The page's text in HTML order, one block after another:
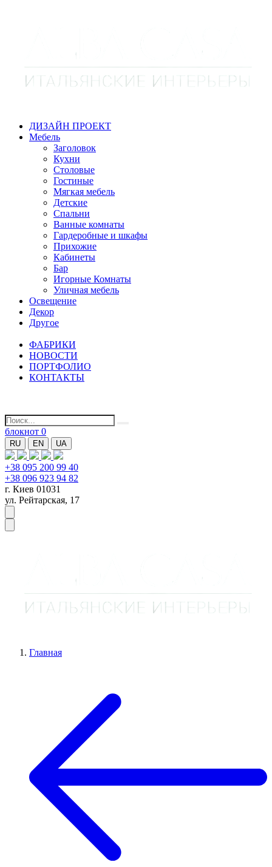
ДИЗАЙН ПРОЕКТ
Мебель
Заголовок
Кухни
Столовые
Гостиные
Мягкая мебель
Детские
Спальни
Ванные комнаты
Гардеробные и шкафы
Прихожие
Кабинеты
Бар
Игорные Комнаты
Уличная мебель
Освещение
Декор
Другое
ФАБРИКИ
НОВОСТИ
ПОРТФОЛИО
КОНТАКТЫ
блокнот 0
RU EN UA
+38 095 200 99 40
+38 096 923 94 82
г. Киев 01031
ул. Рейтарская, 17
Главная